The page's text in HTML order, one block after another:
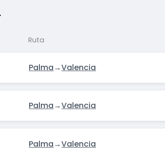
Ruta
Palma→Valencia
Palma→Valencia
Palma→Valencia